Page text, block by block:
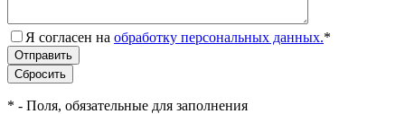
Я согласен на обработку персональных данных.*
* - Поля, обязательные для заполнения